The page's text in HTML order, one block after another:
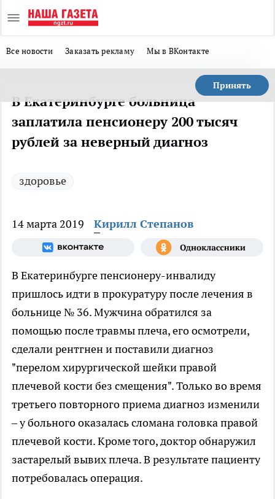
Все новости Заказать рекламу Мы в ВКонтакте
Принять
В Екатеринбурге больница
заплатила пенсионеру 200 тысяч
рублей за неверный диагноз
здоровье
14 марта 2019 Кирилл Степанов
В Екатеринбурге пенсионеру-инвалиду
пришлось идти в прокуратуру после лечения в
больнице № 36. Мужчина обратился за
помощью после травмы плеча, его осмотрели,
сделали рентгнен и поставили диагноз
"перелом хирургической шейки правой
плечевой кости без смещения". Только во время
третьего повторного приема диагноз изменили
– у больного оказалась сломана головка правой
плечевой кости. Кроме того, доктор обнаружил
застарелый вывих плеча. В результате пациенту
потребовалась операция.